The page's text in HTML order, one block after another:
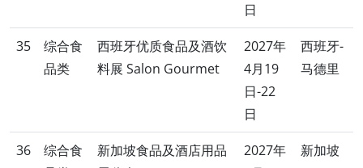
日
35
综合食
品类
西班牙优质食品及酒饮
料展 Salon Gourmet
2027年
4月19
日-22
日
西班牙-
马德里
36
综合食
新加坡食品及酒店用品
2027年
新加坡